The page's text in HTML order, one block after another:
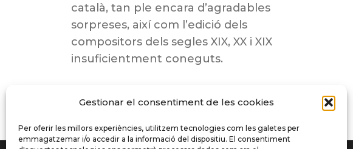
Gestionar el consentiment de les cookies
Per oferir les millors experiències, utilitzem tecnologies com les galetes per
emmagatzemar i/o accedir a la informació del dispositiu. El consentiment
català, tan ple encara d’agradables
sorpreses, així com l’edició dels
compositors dels segles XIX, XX i XIX
insuficientment coneguts.